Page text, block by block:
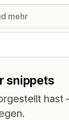
snippets
hast